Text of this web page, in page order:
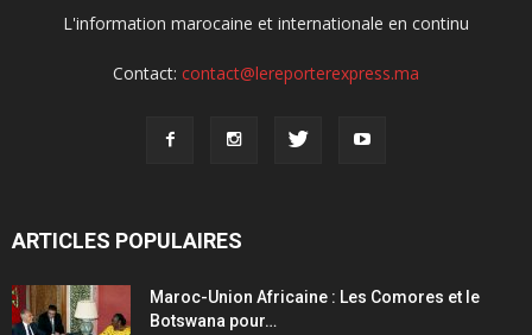
L'information marocaine et internationale en continu
Contact: contact@lereporterexpress.ma
ARTICLES POPULAIRES
Maroc-Union Africaine : Les Comores et le
Botswana pour…